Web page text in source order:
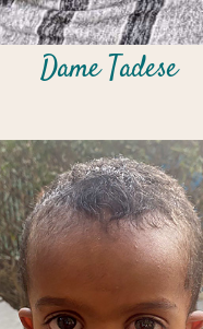
Dame Tadese